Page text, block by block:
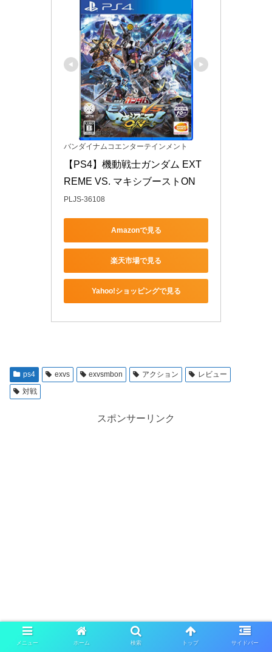
バンダイナムコエンターテインメント
【PS4】機動戦士ガンダム EXT
REME VS. マキシブーストON
PLJS-36108
Amazonで見る
楽天市場で見る
Yahoo!ショッピングで見る
ps4 exvs exvsmbon アクション
レビュー
対戦
スポンサーリンク
メニュー ホーム 検索 トップ サイドバー